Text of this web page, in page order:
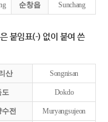
순창읍 Sunchang
붙임표(-) 없이 붙여 쓴
산 Songnisan
도 Dokdo
수전 Muryangsujeon